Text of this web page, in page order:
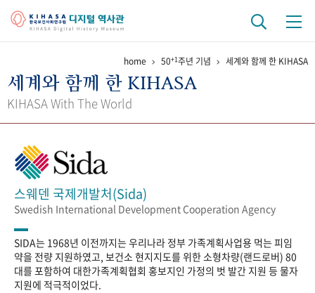
걸어온 길 기관 변천사 역대 기관장
정책과 연구 키워드로 보는 연구 역사
간행물 변천사
기록물 아카이브
사진 아카이브 문서 기록물 행정박물 영상 기록물
home 50+1주년 기념 세계와 함께 한 KIHASA
세계와 함께 한 KIHASA
KIHASA With The World
스웨덴 국제개발처(Sida)
Swedish International Development Cooperation Agency
SIDA는 1968년 이전까지는 우리나라 정부 가족계획사업용 먹는 피임
약을 전량 지원하였고, 보건소 현지지도를 위한 소형차량(랜드로버) 80
대를 포함하여 대한가족계획협회 홍보지인 가정의 벗 발간 지원 등 물자
지원에 적극적이었다.